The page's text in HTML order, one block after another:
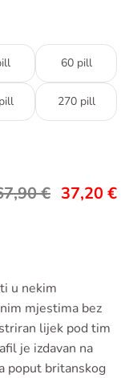
60 pill
270 pill
€ 37,20€
u nekim
mjestima bez
lijek pod tim
je izdavan na
poput britanskog